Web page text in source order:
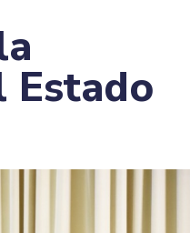
Estado